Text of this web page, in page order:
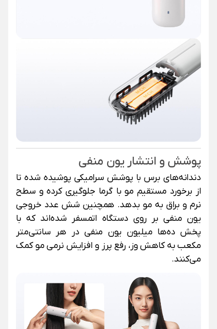
پوشش و انتشار یون منفی
دندانه‌های برس با پوشش سرامیکی پوشیده شده تا
از برخورد مستقیم مو با گرما جلوگیری کرده و سطح
نرم و براق به مو بدهد. همچنین شش عدد خروجی
یون منفی بر روی دستگاه اتمسفر شده‌اند که با
پخش ده‌ها میلیون یون منفی در هر سانتی‌متر
مکعب به کاهش وز، رفع پرز و افزایش نرمی مو کمک
می‌کنند.